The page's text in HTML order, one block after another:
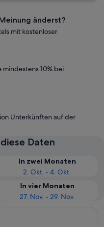
änderst?
mit kostenloser
10% bei
Unterkünften auf der
Daten
In zwei Monaten
2. Okt. - 4. Okt.
In vier Monaten
27. Nov. - 29. Nov.